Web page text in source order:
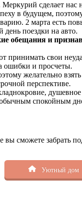
сделает
в будущем,
2 марта есть
поездки на авто.
обещания и
принимать свои
ошибки и просчеты.
желательно
перспективе.
спокойным
сможете забрать
Уютный дом